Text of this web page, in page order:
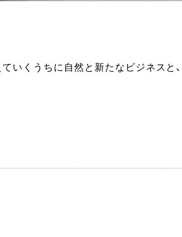
いくうちに自然と新たなビジネスと、